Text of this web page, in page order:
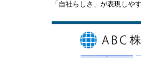
「自社らしさ」が表現しや